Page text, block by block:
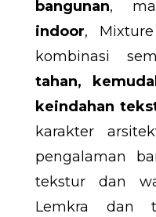
bangunan,
indoor,
kombinasi
tahan,
keindahan
karakter
pengalaman
tekstur dan
Lemkra dan